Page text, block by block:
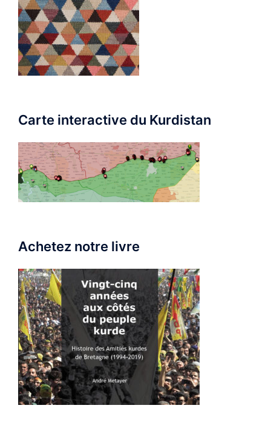
Carte interactive du Kurdistan
Achetez notre livre